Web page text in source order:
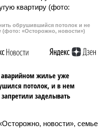
обрушившийся потолок и не
(фото: «Осторожно, новости»)
аварийном жилье уже
потолок, и в нем
заделывать
новости», семье